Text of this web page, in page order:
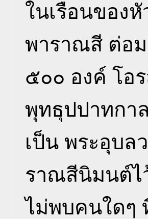
ในเรือนของ
พาราณสี ต่อม
๕๐๐ องค์ โอ
พุทธุปปาทกา
เป็น พระอุบล
ราณสีนิมนต์ไ
ไม่พบคนใดๆ